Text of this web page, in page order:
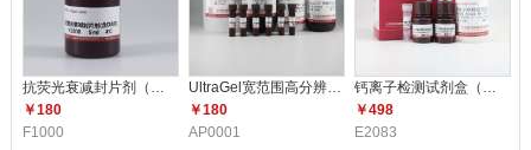
抗荧光衰减封片剂（含DAPI）F10
￥180
F1000
UltraGel宽范围高分辨配胶试剂
￥180
AP0001
钙离子检测试剂盒（比色法） E2
￥498
E2083